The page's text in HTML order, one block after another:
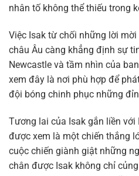
nhân tố không thể thiếu trong
Việc Isak từ chối những lời
châu Âu càng khẳng định sự
Newcastle và tầm nhìn của
xem đây là nơi phù hợp để
đội bóng chinh phục những
Tương lai của Isak gắn liền với
được xem là một chiến thắng
cuộc chiến giành giật những
chân được Isak không chỉ